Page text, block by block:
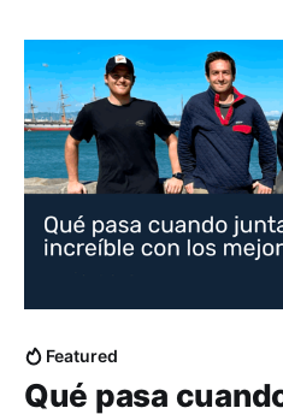
de 3 minutos los
frente a
Featured
Qué pasa